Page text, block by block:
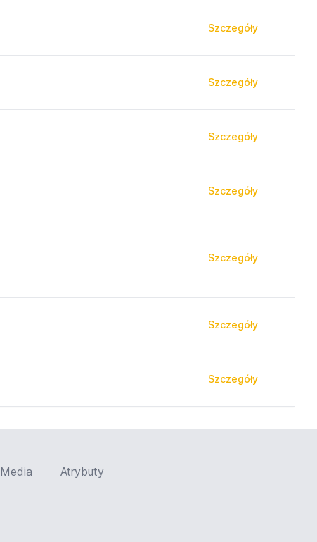
Szczegóły
Szczegóły
Szczegóły
Szczegóły
Szczegóły
Szczegóły
Szczegóły
Media Atrybuty